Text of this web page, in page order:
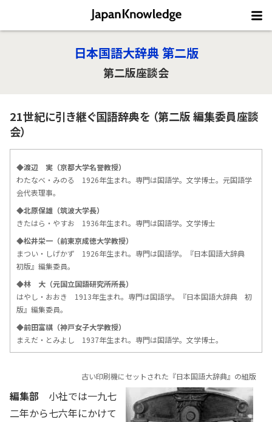
日本国語大辞典 第二版
第二版座談会
21世紀に引き継ぐ国語辞典を （第二版 編集委員座談
会）
◆渡辺 実（京都大学名誉教授）
わたなべ・みのる 1926年生まれ。専門は国語学。文学博士。元国語学
会代表理事。
◆北原保雄（筑波大学長）
きたはら・やすお 1936年生まれ。専門は国語学。文学博士
◆松井栄一（前東京成徳大学教授）
まつい・しげかず 1926年生まれ。専門は国語学。『日本国語大辞典
初版』編集委員。
◆林 大（元国立国語研究所所長）
はやし・おおき 1913年生まれ。専門は国語学。『日本国語大辞典 初
版』編集委員。
◆前田富祺（神戸女子大学教授）
まえだ・とみよし 1937年生まれ。専門は国語学。文学博士。
古い印刷機にセットされた『日本国語大辞典』の組版
編集部 小社では一九七
二年から七六年にかけて